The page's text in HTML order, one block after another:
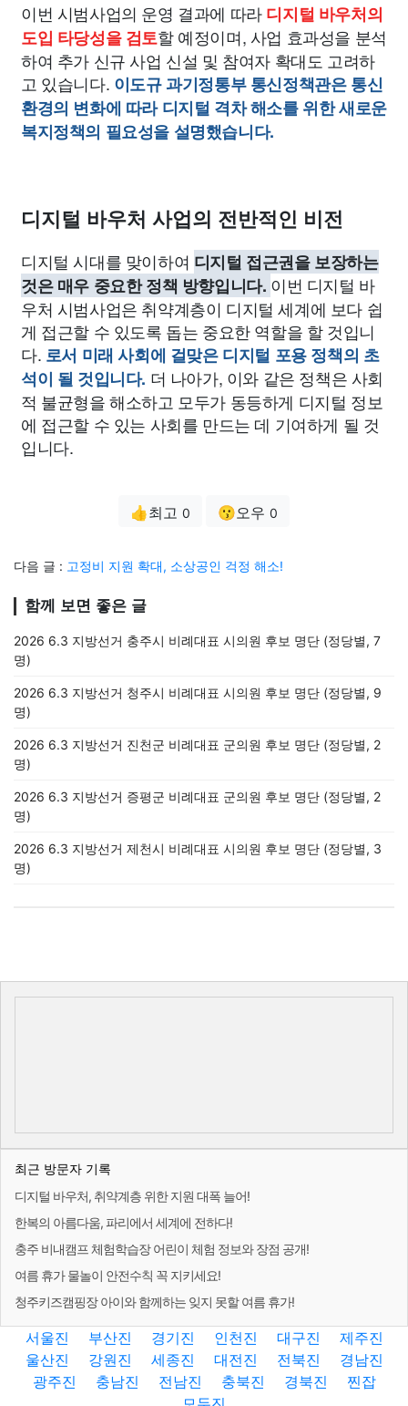
이번 시범사업의 운영 결과에 따라디지털 바우처의
도입 타당성을 검토할 예정이며, 사업 효과성을 분석
하여 추가 신규 사업 신설 및 참여자 확대도 고려하
고 있습니다. 이도규 과기정통부 통신정책관은 통신
환경의 변화에 따라 디지털 격차 해소를 위한 새로운
복지정책의 필요성을 설명했습니다.
디지털 바우처 사업의 전반적인 비전
디지털 시대를 맞이하여 디지털 접근권을 보장하는
것은 매우 중요한 정책 방향입니다. 이번 디지털 바
우처 시범사업은 취약계층이 디지털 세계에 보다 쉽
게 접근할 수 있도록 돕는 중요한 역할을 할 것입니
다. 로서 미래 사회에 걸맞은 디지털 포용 정책의 초
석이 될 것입니다. 더 나아가, 이와 같은 정책은 사회
적 불균형을 해소하고 모두가 동등하게 디지털 정보
에 접근할 수 있는 사회를 만드는 데 기여하게 될 것
입니다.
👍최고 0 😗오우 0
다음 글 : 고정비 지원 확대, 소상공인 걱정 해소!
함께 보면 좋은 글
2026 6.3 지방선거 충주시 비례대표 시의원 후보 명단 (정당별, 7
명)
2026 6.3 지방선거 청주시 비례대표 시의원 후보 명단 (정당별, 9
명)
2026 6.3 지방선거 진천군 비례대표 군의원 후보 명단 (정당별, 2
명)
2026 6.3 지방선거 증평군 비례대표 군의원 후보 명단 (정당별, 2
명)
2026 6.3 지방선거 제천시 비례대표 시의원 후보 명단 (정당별, 3
명)
최근 방문자 기록
디지털 바우처, 취약계층 위한 지원 대폭 늘어!
한복의 아름다움, 파리에서 세계에 전하다!
충주 비내캠프 체험학습장 어린이 체험 정보와 장점 공개!
여름 휴가 물놀이 안전수칙 꼭 지키세요!
청주키즈캠핑장 아이와 함께하는 잊지 못할 여름 휴가!
서울진 부산진 경기진 인천진 대구진
제주진
울산진
강원진 세종진 대전진 전북진
경남진
광주진
충남진 전남진 충북진 경북진
찐잡